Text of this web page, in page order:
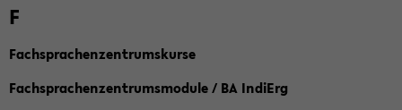
F
Fachsprachenzentrumskurse
Fachsprachenzentrumsmodule / BA IndiErg